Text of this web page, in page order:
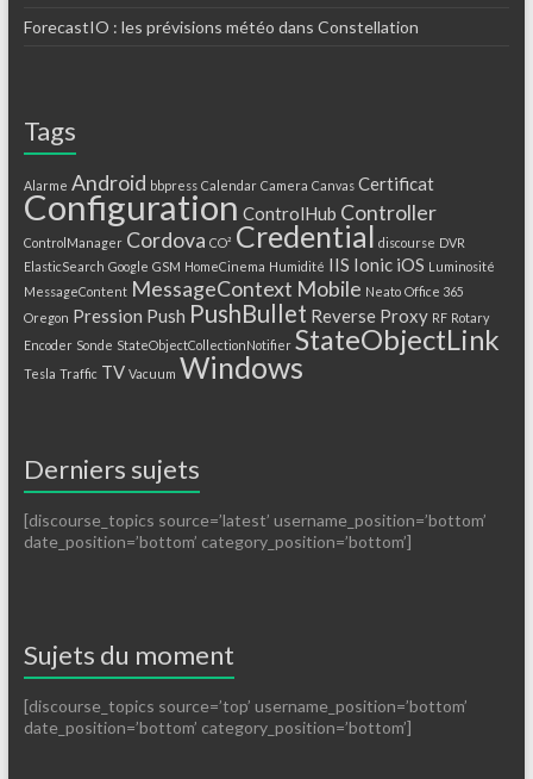
ForecastIO : les prévisions météo dans Constellation
Tags
Alarme Android bbpress Calendar Camera Canvas Certificat
Configuration ControlHub Controller
ControlManager Cordova CO² Credential discourse DVR
ElasticSearch Google GSM HomeCinema Humidité IIS Ionic iOS Luminosité
MessageContent MessageContext Mobile Neato Office 365
Oregon Pression Push PushBullet Reverse Proxy RF Rotary
Encoder Sonde StateObjectCollectionNotifier StateObjectLink
Tesla Traffic TV Vacuum Windows
Derniers sujets
[discourse_topics source=’latest’ username_position=’bottom’
date_position=’bottom’ category_position=’bottom’]
Sujets du moment
[discourse_topics source=’top’ username_position=’bottom’
date_position=’bottom’ category_position=’bottom’]